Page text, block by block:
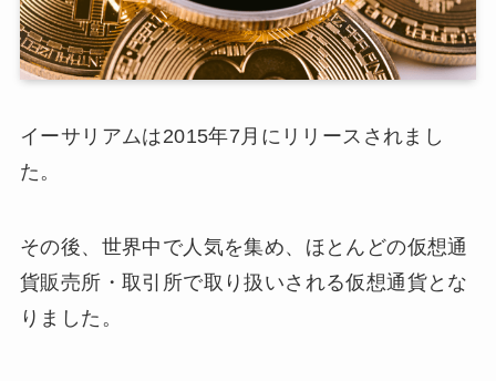
イーサリアムは2015年7月にリリースされまし
た。
その後、世界中で人気を集め、ほとんどの仮想通
貨販売所・取引所で取り扱いされる仮想通貨とな
りました。